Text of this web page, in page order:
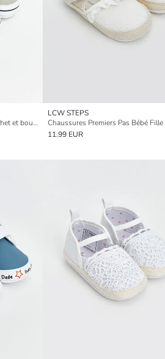
Chaussures de poussette à crochet et boucle pour bébés garçons
LCW STEPS
11.99 EUR